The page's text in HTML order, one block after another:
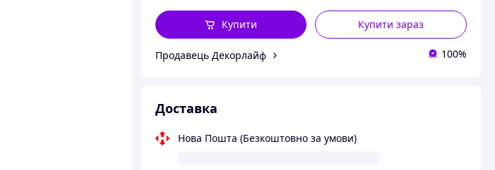
Купити зараз
Купити
Продавець Декорлайф 100%
Доставка
Нова Пошта (Безкоштовно за умови)